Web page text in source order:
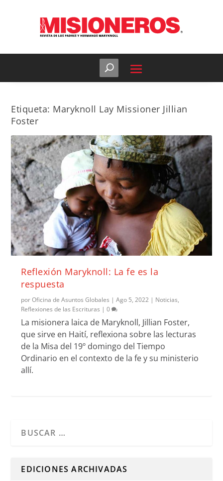
Etiqueta: Maryknoll Lay Missioner Jillian
Foster
Reflexión Maryknoll: La fe es la
respuesta
porOficina de Asuntos Globales |Ago 5, 2022 | Noticias,
Reflexiones de las Escrituras |0
La misionera laica de Maryknoll, Jillian Foster,
que sirve en Haití, reflexiona sobre las lecturas
de la Misa del 19º domingo del Tiempo
Ordinario en el contexto de la fe y su ministerio
allí.
EDICIONES ARCHIVADAS